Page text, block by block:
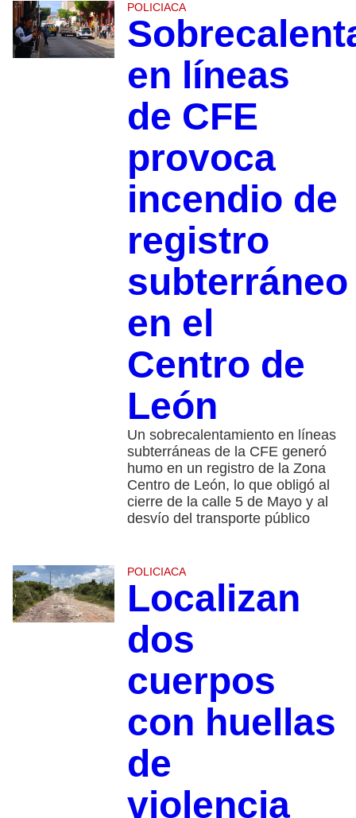
POLICIACA
en líneas
de CFE
provoca
incendio de
registro
subterráneo
en el
Centro de
León
Un sobrecalentamiento en líneas
subterráneas de la CFE generó
humo en un registro de la Zona
Centro de León, lo que obligó al
cierre de la calle 5 de Mayo y al
desvío del transporte público
POLICIACA
Localizan
dos
cuerpos
con huellas
de
violencia